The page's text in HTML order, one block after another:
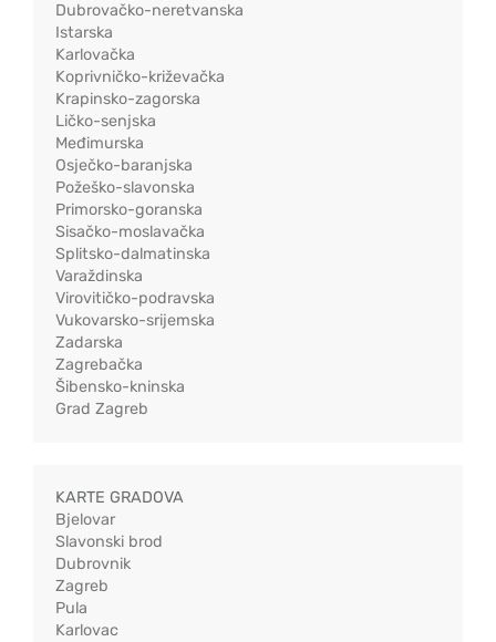
Dubrovačko-neretvanska
Istarska
Karlovačka
Koprivničko-križevačka
Krapinsko-zagorska
Ličko-senjska
Međimurska
Osječko-baranjska
Požeško-slavonska
Primorsko-goranska
Sisačko-moslavačka
Splitsko-dalmatinska
Varaždinska
Virovitičko-podravska
Vukovarsko-srijemska
Zadarska
Zagrebačka
Šibensko-kninska
Grad Zagreb
KARTE GRADOVA
Bjelovar
Slavonski brod
Dubrovnik
Zagreb
Pula
Karlovac